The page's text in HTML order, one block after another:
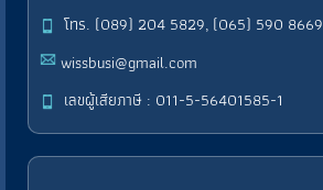
โทร. (089) 204 5829, (065) 590 8669
wissbusi@gmail.com
เลขผู้เสียภาษี : 011-5-56401585-1